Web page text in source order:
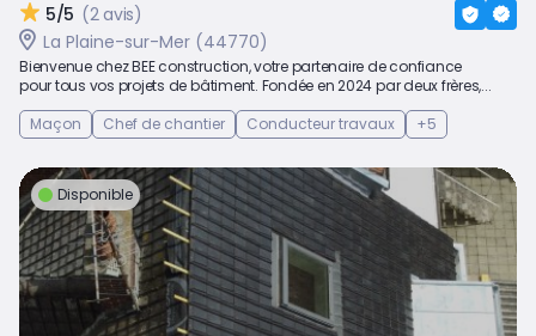
5/5 (2 avis)
La Plaine-sur-Mer (44770)
Bienvenue chez BEE construction, votre partenaire de confiance
pour tous vos projets de bâtiment. Fondée en 2024 par deux frères,...
Maçon
Chef de chantier Conducteur travaux +5
Disponible